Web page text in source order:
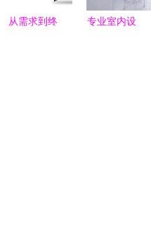
从需求到终
专业室内设